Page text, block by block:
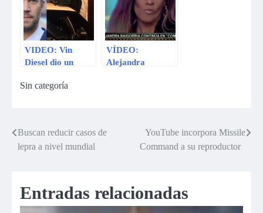
‘arrastrada’
VIDEO: Vin
Diesel dio un
en el lugar donde
VÍDEO:
Alejandra
discurso
Sin categoría
Navegación
Buscan reducir casos de
lepra a nivel mundial
YouTube incorpora Missile
Command a su reproductor
Entradas relacionadas